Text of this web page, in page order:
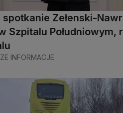
spotkanie Zełenski-
Szpitalu Południowym,
INFORMACJE